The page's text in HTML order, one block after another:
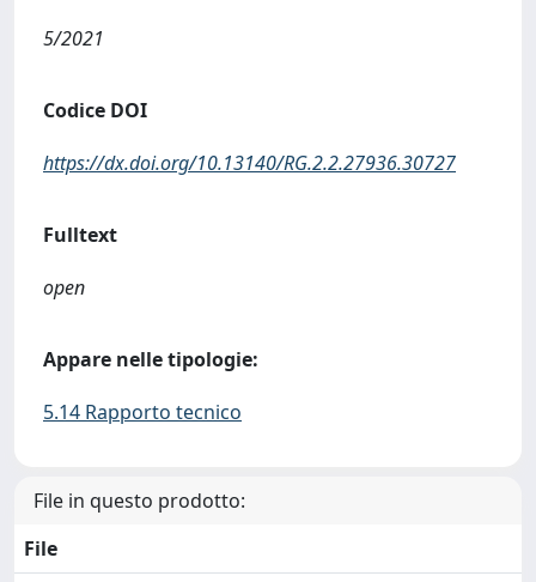
5/2021
Codice DOI
https://dx.doi.org/10.13140/RG.2.2.27936.30727
Fulltext
open
Appare nelle tipologie:
5.14 Rapporto tecnico
File in questo prodotto:
File